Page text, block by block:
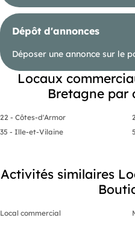
Dépôt d'annonces
Déposer une annonce sur le
Locaux
Bretagne par
22 - Côtes-d'Armor
35 - Ille-et-Vilaine
Activités similaires
Local commercial